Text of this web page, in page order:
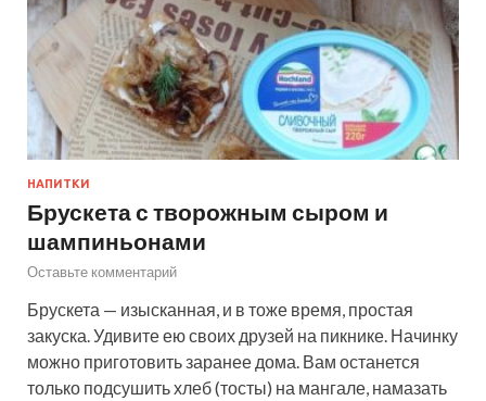
НАПИТКИ
Брускета с творожным сыром и
шампиньонами
Оставьте комментарий
Брускета — изысканная, и в тоже время, простая
закуска. Удивите ею своих друзей на пикнике. Начинку
можно приготовить заранее дома. Вам останется
только подсушить хлеб (тосты) на мангале, намазать